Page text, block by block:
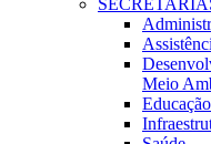
Meio